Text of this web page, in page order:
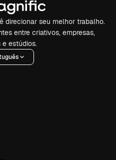
direcionar seu melhor trabalho.
entre criativos, empresas,
e estúdios.